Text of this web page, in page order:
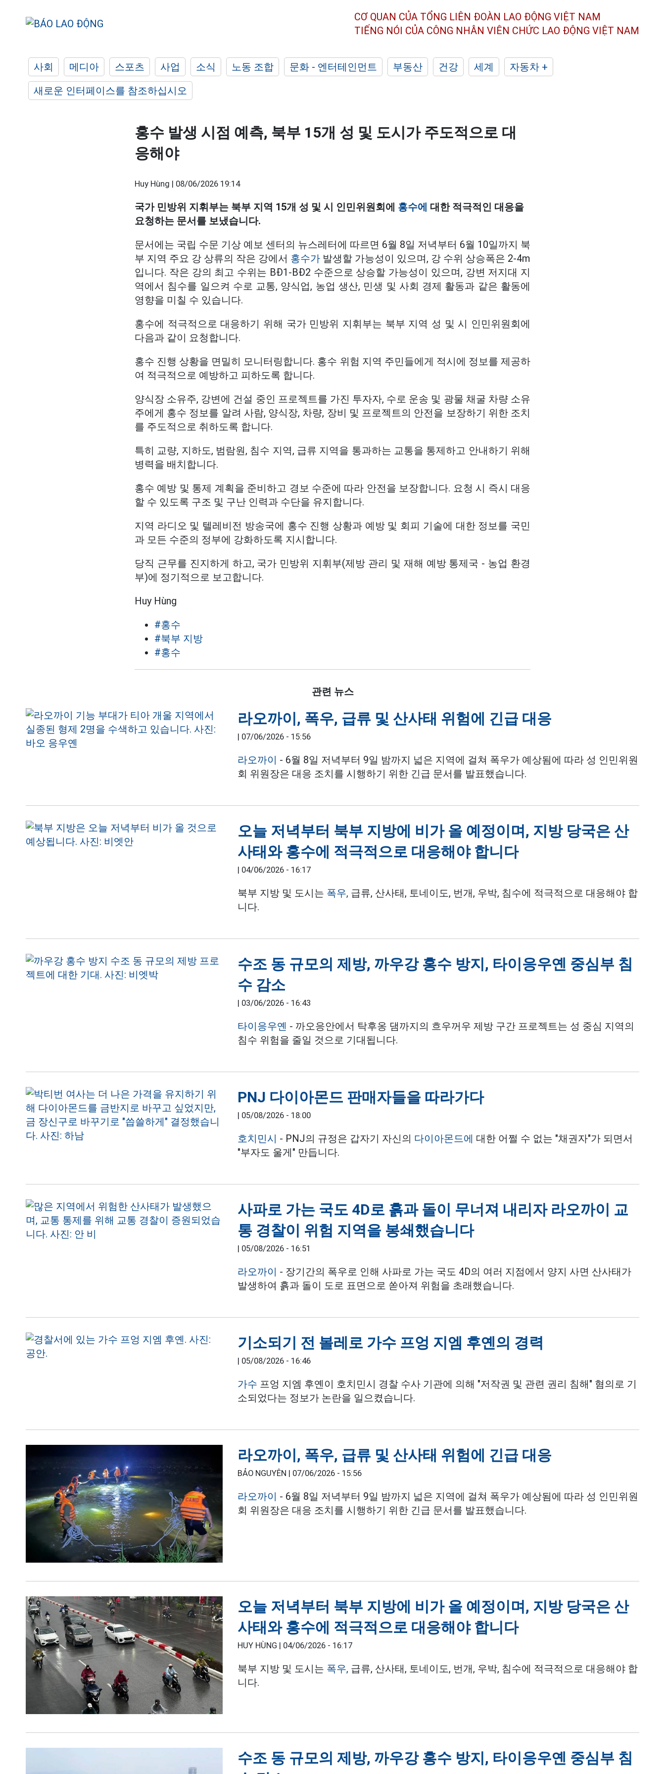
CƠ QUAN CỦA TỔNG LIÊN ĐOÀN LAO ĐỘNG VIỆT NAM
TIẾNG NÓI CỦA CÔNG NHÂN VIÊN CHỨC LAO ĐỘNG VIỆT NAM
사회 메디아 스포츠 사업 소식 노동 조합 문화 - 엔터테인먼트 부동산 건강 세계
자동차 +
새로운 인터페이스를 참조하십시오
홍수 발생 시점 예측, 북부 15개 성 및 도시가 주도적으로 대
응해야
Huy Hùng | 08/06/2026 19:14
국가 민방위 지휘부는 북부 지역 15개 성 및 시 인민위원회에 홍수에 대한 적극적인 대응을
요청하는 문서를 보냈습니다.
문서에는 국립 수문 기상 예보 센터의 뉴스레터에 따르면 6월 8일 저녁부터 6월 10일까지 북
부 지역 주요 강 상류의 작은 강에서 홍수가 발생할 가능성이 있으며, 강 수위 상승폭은 2-4m
입니다. 작은 강의 최고 수위는 BĐ1-BĐ2 수준으로 상승할 가능성이 있으며, 강변 저지대 지
역에서 침수를 일으켜 수로 교통, 양식업, 농업 생산, 민생 및 사회 경제 활동과 같은 활동에
영향을 미칠 수 있습니다.
홍수에 적극적으로 대응하기 위해 국가 민방위 지휘부는 북부 지역 성 및 시 인민위원회에
다음과 같이 요청합니다.
홍수 진행 상황을 면밀히 모니터링합니다. 홍수 위험 지역 주민들에게 적시에 정보를 제공하
여 적극적으로 예방하고 피하도록 합니다.
양식장 소유주, 강변에 건설 중인 프로젝트를 가진 투자자, 수로 운송 및 광물 채굴 차량 소유
주에게 홍수 정보를 알려 사람, 양식장, 차량, 장비 및 프로젝트의 안전을 보장하기 위한 조치
를 주도적으로 취하도록 합니다.
특히 교량, 지하도, 범람원, 침수 지역, 급류 지역을 통과하는 교통을 통제하고 안내하기 위해
병력을 배치합니다.
홍수 예방 및 통제 계획을 준비하고 경보 수준에 따라 안전을 보장합니다. 요청 시 즉시 대응
할 수 있도록 구조 및 구난 인력과 수단을 유지합니다.
지역 라디오 및 텔레비전 방송국에 홍수 진행 상황과 예방 및 회피 기술에 대한 정보를 국민
과 모든 수준의 정부에 강화하도록 지시합니다.
당직 근무를 진지하게 하고, 국가 민방위 지휘부(제방 관리 및 재해 예방 통제국 - 농업 환경
부)에 정기적으로 보고합니다.
Huy Hùng
#홍수
#북부 지방
#홍수
관련 뉴스
라오까이, 폭우, 급류 및 산사태 위험에 긴급 대응
| 07/06/2026 - 15:56
라오까이 - 6월 8일 저녁부터 9일 밤까지 넓은 지역에 걸쳐 폭우가 예상됨에 따라 성 인민위원
회 위원장은 대응 조치를 시행하기 위한 긴급 문서를 발표했습니다.
오늘 저녁부터 북부 지방에 비가 올 예정이며, 지방 당국은 산
사태와 홍수에 적극적으로 대응해야 합니다
| 04/06/2026 - 16:17
북부 지방 및 도시는 폭우, 급류, 산사태, 토네이도, 번개, 우박, 침수에 적극적으로 대응해야 합
니다.
수조 동 규모의 제방, 까우강 홍수 방지, 타이응우옌 중심부 침
수 감소
| 03/06/2026 - 16:43
타이응우옌 - 까오응안에서 탁후옹 댐까지의 흐우꺼우 제방 구간 프로젝트는 성 중심 지역의
침수 위험을 줄일 것으로 기대됩니다.
PNJ 다이아몬드 판매자들을 따라가다
| 05/08/2026 - 18:00
호치민시 - PNJ의 규정은 갑자기 자신의 다이아몬드에 대한 어쩔 수 없는 "채권자"가 되면서
"부자도 울게" 만듭니다.
사파로 가는 국도 4D로 흙과 돌이 무너져 내리자 라오까이 교
통 경찰이 위험 지역을 봉쇄했습니다
| 05/08/2026 - 16:51
라오까이 - 장기간의 폭우로 인해 사파로 가는 국도 4D의 여러 지점에서 양지 사면 산사태가
발생하여 흙과 돌이 도로 표면으로 쏟아져 위험을 초래했습니다.
기소되기 전 볼레로 가수 프엉 지엠 후옌의 경력
| 05/08/2026 - 16:46
가수 프엉 지엠 후옌이 호치민시 경찰 수사 기관에 의해 "저작권 및 관련 권리 침해" 혐의로 기
소되었다는 정보가 논란을 일으켰습니다.
라오까이, 폭우, 급류 및 산사태 위험에 긴급 대응
BẢO NGUYÊN | 07/06/2026 - 15:56
라오까이 - 6월 8일 저녁부터 9일 밤까지 넓은 지역에 걸쳐 폭우가 예상됨에 따라 성 인민위원
회 위원장은 대응 조치를 시행하기 위한 긴급 문서를 발표했습니다.
오늘 저녁부터 북부 지방에 비가 올 예정이며, 지방 당국은 산
사태와 홍수에 적극적으로 대응해야 합니다
HUY HÙNG | 04/06/2026 - 16:17
북부 지방 및 도시는 폭우, 급류, 산사태, 토네이도, 번개, 우박, 침수에 적극적으로 대응해야 합
니다.
수조 동 규모의 제방, 까우강 홍수 방지, 타이응우옌 중심부 침